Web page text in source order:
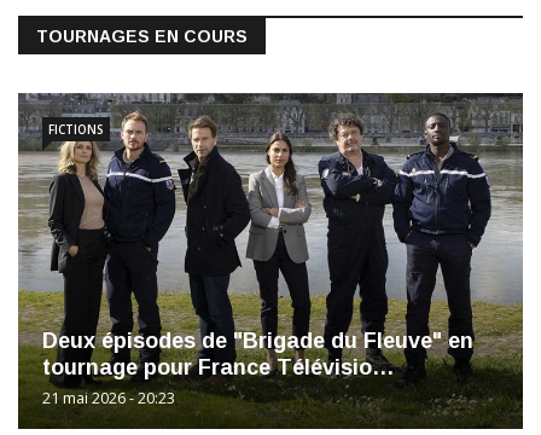
TOURNAGES EN COURS
Deux épisodes de "Brigade du Fleuve" en
tournage pour France Télévisio…
21 mai 2026 - 20:23
FICTIONS